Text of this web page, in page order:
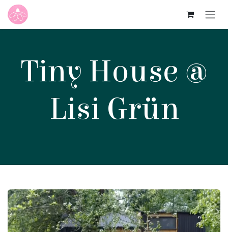
Zum Inhalt springen
Tiny House @
Lisi Grün